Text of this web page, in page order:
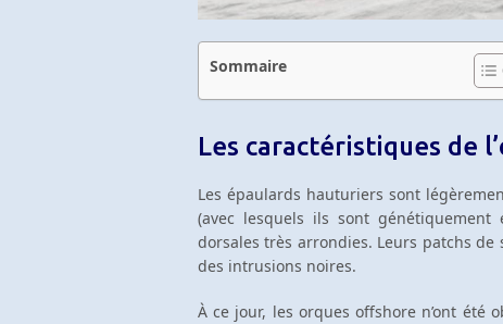
Sommaire
Les caractéristiques de
Les épaulards hauturiers sont
(avec lesquels ils sont
dorsales très arrondies. Leurs patchs
des intrusions noires.
À ce jour, les orques offshore n’ont été